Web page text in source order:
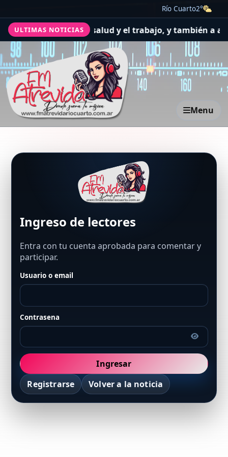
Río Cuarto2°
ULTIMAS NOTICIAS
a pedir por la salud y el trabajo, y también a
Menu
Ingreso de lectores
Entra con tu cuenta aprobada para comentar y
participar.
Usuario o email
Contrasena
Ingresar
Registrarse
Volver a la noticia